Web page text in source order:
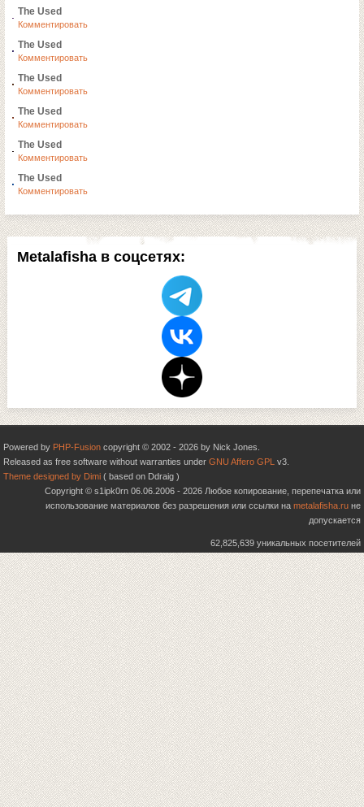
Metalafisha в соцсетях:
The Used
Комментировать
The Used
Комментировать
The Used
Комментировать
The Used
Комментировать
The Used
Комментировать
The Used
Комментировать
Powered by PHP-Fusion copyright © 2002 - 2026 by Nick Jones.
Released as free software without warranties under GNU Affero GPL v3.
Theme designed by Dimi ( based on Ddraig )
Copyright © s1ipk0rn 06.06.2006 - 2026 Любое копирование, перепечатка или
использование материалов без разрешения или ссылки на metalafisha.ru не
допускается
62,825,639 уникальных посетителей